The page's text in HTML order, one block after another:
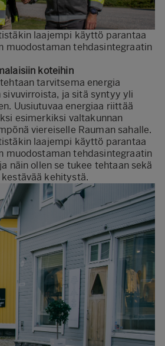
laajempi käyttö parantaa
muodostaman tehdasintegraatin
koteihin
tarvitsema energia
ja sitä syntyy yli
Uusiutuvaa energiaa riittää
esimerkiksi valtakunnan
viereiselle Rauman sahalle.
laajempi käyttö parantaa
muodostaman tehdasintegraatin
näin ollen se tukee tehtaan sekä
kehitystä.